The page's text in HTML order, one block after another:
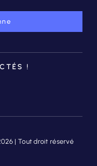
!
| Tout droit réservé